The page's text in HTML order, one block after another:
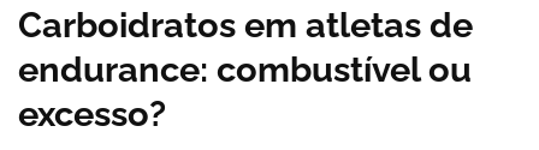
Carboidratos em atletas de
endurance: combustível ou
excesso?